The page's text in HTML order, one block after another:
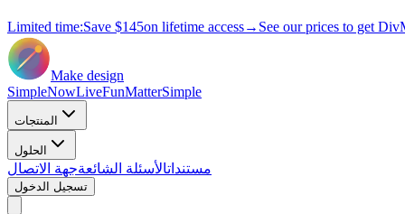
Limited time:Save $145on lifetime access→ See our prices to get
Make design
SimpleNowLiveFunMatterSimple
المنتجات
الحلول
مستنداتالأسئلة الشائعةجهة الاتصال
تسجيل الدخول